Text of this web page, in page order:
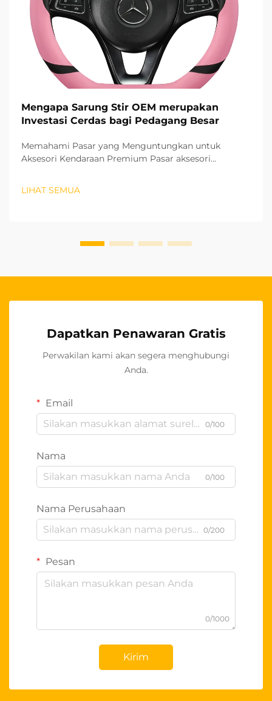
Mengapa Sarung Stir OEM merupakan
Investasi Cerdas bagi Pedagang Besar
Memahami Pasar yang Menguntungkan untuk
Aksesori Kendaraan Premium Pasar aksesori
sangat menguntungkan bagi para grosir. Produk-
LIHAT SEMUA
Dapatkan Penawaran Gratis
Perwakilan kami akan segera menghubungi
Anda.
Email
0/100
Nama
0/100
Nama Perusahaan
0/200
Pesan
0/1000
Kirim